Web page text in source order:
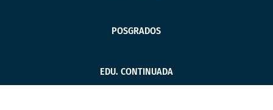
POSGRADOS
EDU. CONTINUADA